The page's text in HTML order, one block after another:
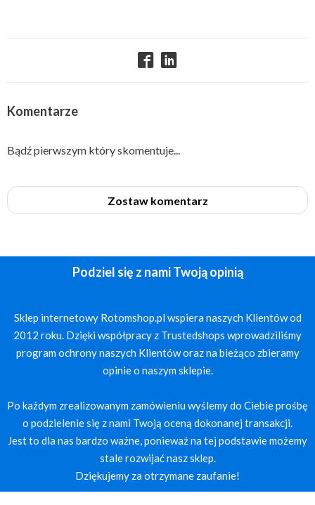
Komentarze
Bądź pierwszym który skomentuje...
Zostaw komentarz
Podziel się z nami Twoją opinią
Sklep internetowy Rotomshop.pl wspiera naszych Klientów od
2012 roku. Dzięki współpracy z Trustedshops wprowadziliśmy
program ochrony naszych Klientów oraz na bieżąco zbieramy
opinie o naszym sklepie.
Po każdym zrealizowanym zamówieniu wyślemy do Ciebie prośbę
o podzielenie się z nami Twoją oceną dokonanej transakcji.
Jest to dla nas bardzo ważne, ponieważ na tej podstawie możemy
stale rozwijać nasz sklep.
Dziękujemy za otrzymane zaufanie!